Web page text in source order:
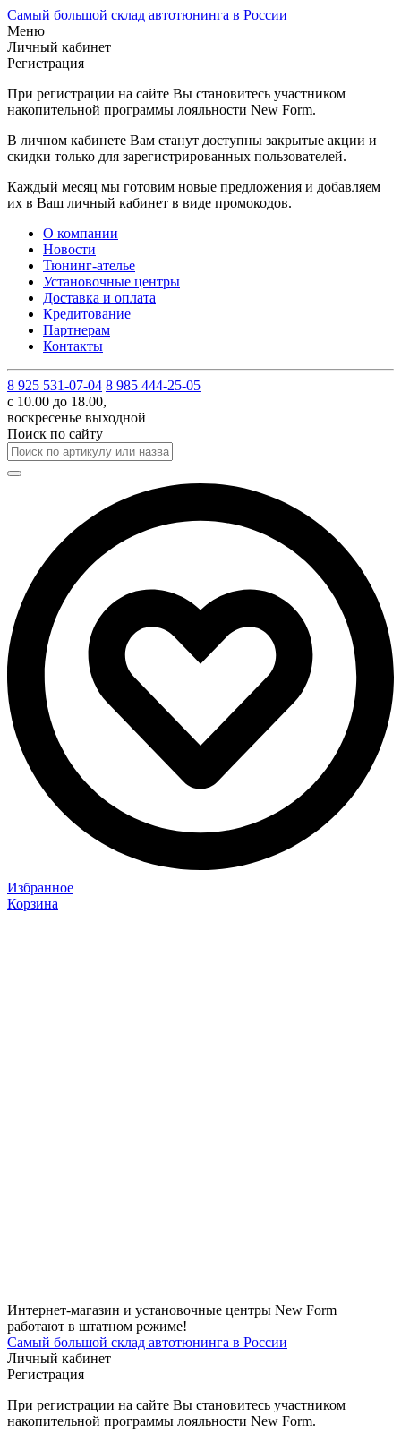
Самый большой склад автотюнинга в России
Меню
Личный кабинет
Регистрация
При регистрации на сайте Вы становитесь участником
накопительной программы лояльности New Form.
В личном кабинете Вам станут доступны закрытые акции и
скидки только для зарегистрированных пользователей.
Каждый месяц мы готовим новые предложения и добавляем
их в Ваш личный кабинет в виде промокодов.
О компании
Новости
Тюнинг-ателье
Установочные центры
Доставка и оплата
Кредитование
Партнерам
Контакты
8 925 531-07-04 8 985 444-25-05
с 10.00 до 18.00,
воскресенье выходной
Поиск по сайту
Избранное
Корзина
Интернет-магазин и установочные центры New Form
работают в штатном режиме!
Самый большой склад автотюнинга в России
Личный кабинет
Регистрация
При регистрации на сайте Вы становитесь участником
накопительной программы лояльности New Form.